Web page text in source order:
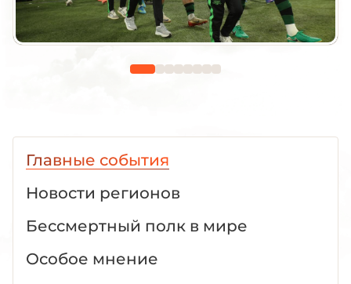
Главные события
Новости регионов
Бессмертный полк в мире
Особое мнение